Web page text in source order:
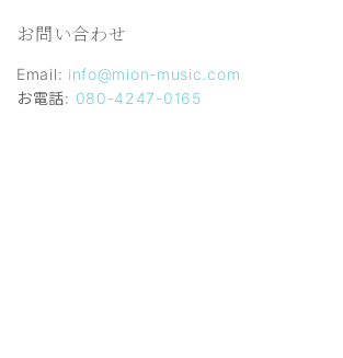
お問い合わせ
Email: info@mion-music.com
お電話: 080-4247-0165